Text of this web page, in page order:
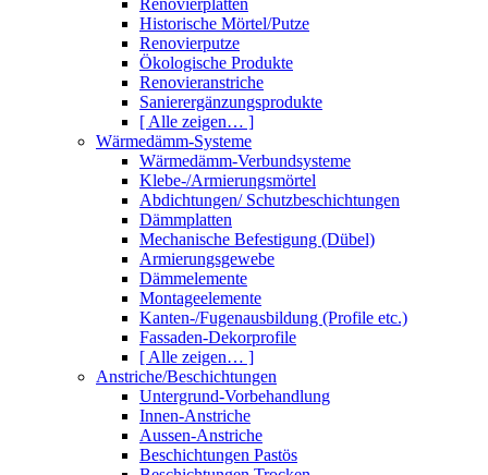
Renovierplatten
Historische Mörtel/Putze
Renovierputze
Ökologische Produkte
Renovieranstriche
Sanierergänzungsprodukte
[ Alle zeigen… ]
Wärmedämm-Systeme
Wärmedämm-Verbundsysteme
Klebe-/Armierungsmörtel
Abdichtungen/ Schutzbeschichtungen
Dämmplatten
Mechanische Befestigung (Dübel)
Armierungsgewebe
Dämmelemente
Montageelemente
Kanten-/Fugenausbildung (Profile etc.)
Fassaden-Dekorprofile
[ Alle zeigen… ]
Anstriche/Beschichtungen
Untergrund-Vorbehandlung
Innen-Anstriche
Aussen-Anstriche
Beschichtungen Pastös